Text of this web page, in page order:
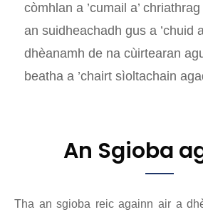
còmhlan a ’cumail a’
an suidheachadh gus a ’chuid
dhèanamh de na cùirtearan
beatha a ’chairt sìoltachain
An Sgioba
Tha an sgioba reic againn air a